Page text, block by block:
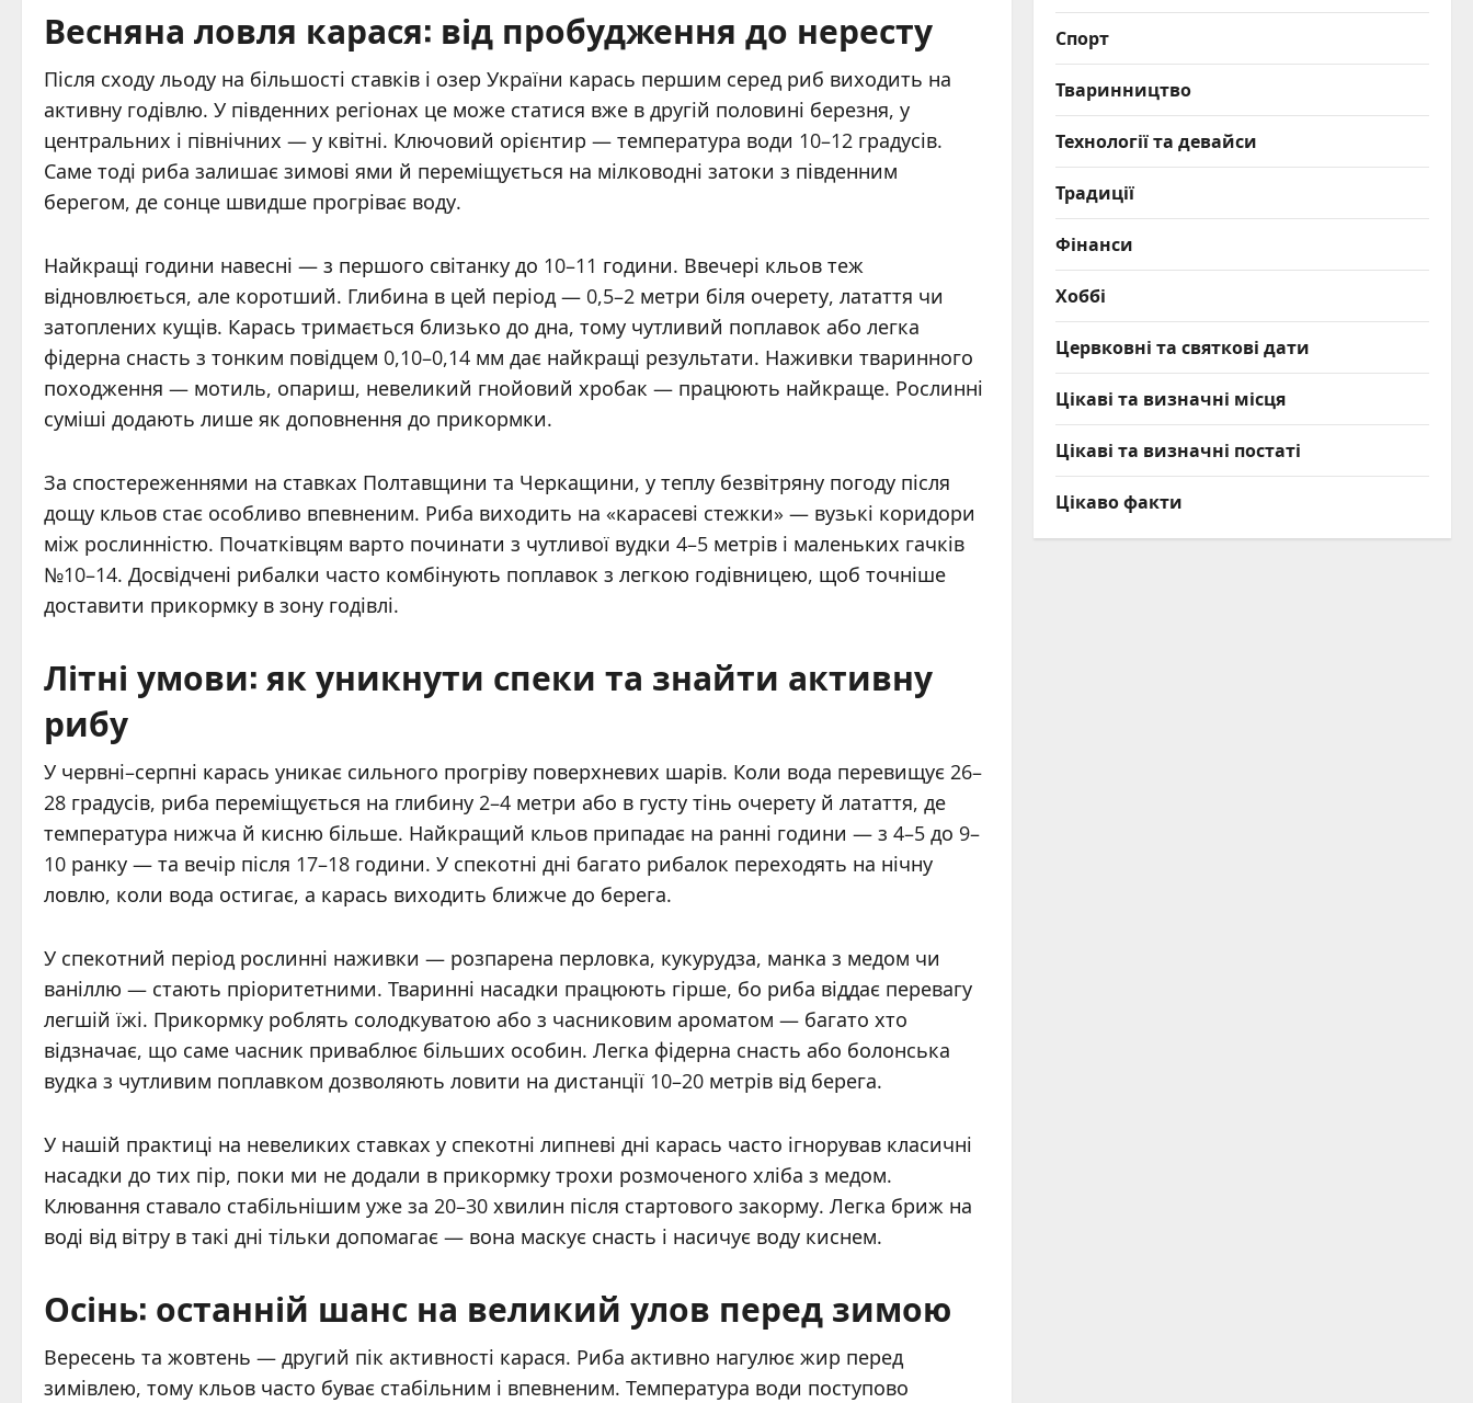
Весняна ловля карася: від пробудження до нересту
Після сходу льоду на більшості ставків і озер України карась першим серед риб виходить на
активну годівлю. У південних регіонах це може статися вже в другій половині березня, у
центральних і північних — у квітні. Ключовий орієнтир — температура води 10–12 градусів.
Саме тоді риба залишає зимові ями й переміщується на мілководні затоки з південним
берегом, де сонце швидше прогріває воду.
Найкращі години навесні — з першого світанку до 10–11 години. Ввечері кльов теж
відновлюється, але коротший. Глибина в цей період — 0,5–2 метри біля очерету, латаття чи
затоплених кущів. Карась тримається близько до дна, тому чутливий поплавок або легка
фідерна снасть з тонким повідцем 0,10–0,14 мм дає найкращі результати. Наживки тваринного
походження — мотиль, опариш, невеликий гнойовий хробак — працюють найкраще. Рослинні
суміші додають лише як доповнення до прикормки.
За спостереженнями на ставках Полтавщини та Черкащини, у теплу безвітряну погоду після
дощу кльов стає особливо впевненим. Риба виходить на «карасеві стежки» — вузькі коридори
між рослинністю. Початківцям варто починати з чутливої вудки 4–5 метрів і маленьких гачків
№10–14. Досвідчені рибалки часто комбінують поплавок з легкою годівницею, щоб точніше
доставити прикормку в зону годівлі.
Літні умови: як уникнути спеки та знайти активну
рибу
У червні–серпні карась уникає сильного прогріву поверхневих шарів. Коли вода перевищує 26–
28 градусів, риба переміщується на глибину 2–4 метри або в густу тінь очерету й латаття, де
температура нижча й кисню більше. Найкращий кльов припадає на ранні години — з 4–5 до 9–
10 ранку — та вечір після 17–18 години. У спекотні дні багато рибалок переходять на нічну
ловлю, коли вода остигає, а карась виходить ближче до берега.
У спекотний період рослинні наживки — розпарена перловка, кукурудза, манка з медом чи
ваніллю — стають пріоритетними. Тваринні насадки працюють гірше, бо риба віддає перевагу
легшій їжі. Прикормку роблять солодкуватою або з часниковим ароматом — багато хто
відзначає, що саме часник приваблює більших особин. Легка фідерна снасть або болонська
вудка з чутливим поплавком дозволяють ловити на дистанції 10–20 метрів від берега.
У нашій практиці на невеликих ставках у спекотні липневі дні карась часто ігнорував класичні
насадки до тих пір, поки ми не додали в прикормку трохи розмоченого хліба з медом.
Клювання ставало стабільнішим уже за 20–30 хвилин після стартового закорму. Легка бриж на
воді від вітру в такі дні тільки допомагає — вона маскує снасть і насичує воду киснем.
Осінь: останній шанс на великий улов перед зимою
Вересень та жовтень — другий пік активності карася. Риба активно нагулює жир перед
зимівлею, тому кльов часто буває стабільним і впевненим. Температура води поступово
Спорт
Тваринництво
Технології та девайси
Традиції
Фінанси
Хоббі
Цервковні та святкові дати
Цікаві та визначні місця
Цікаві та визначні постаті
Цікаво факти